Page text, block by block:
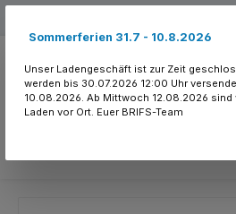
Sommerferien 31.7 - 10.8.2026
Unser Ladengeschäft ist zur Zeit
werden bis 30.07.2026 12:00 Uhr
10.08.2026. Ab Mittwoch 12.08.2026 sind
Laden vor Ort. Euer BRIFS-Team